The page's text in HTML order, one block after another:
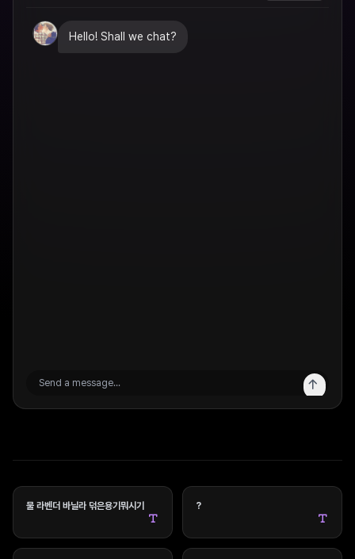
Hello! Shall we chat?
물 라벤더 바닐라 덖은용기뭐시기 ?